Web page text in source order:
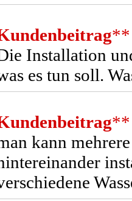
**
Installation
es tun soll.
**
kann